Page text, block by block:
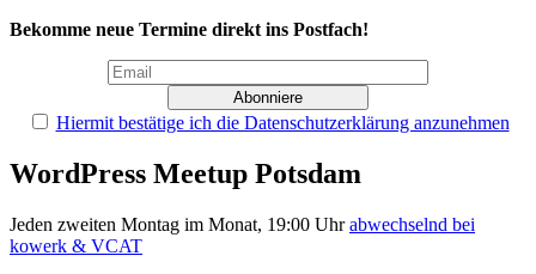
Bekomme neue Termine direkt ins Postfach!
Hiermit bestätige ich die Datenschutzerklärung anzunehmen
WordPress Meetup Potsdam
Jeden zweiten Montag im Monat, 19:00 Uhrabwechselnd bei
kowerk & VCAT